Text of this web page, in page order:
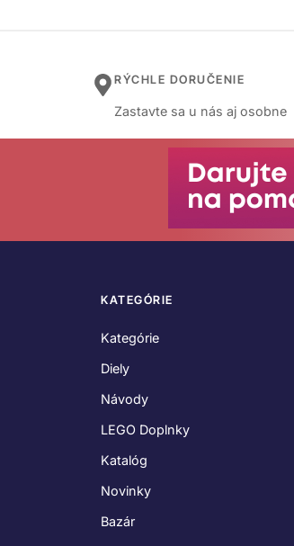
RÝCHLE DORUČENIE
Zastavte sa u nás aj osobne
KATEGÓRIE
Kategórie
Diely
Návody
LEGO Doplnky
Katalóg
Novinky
Bazár